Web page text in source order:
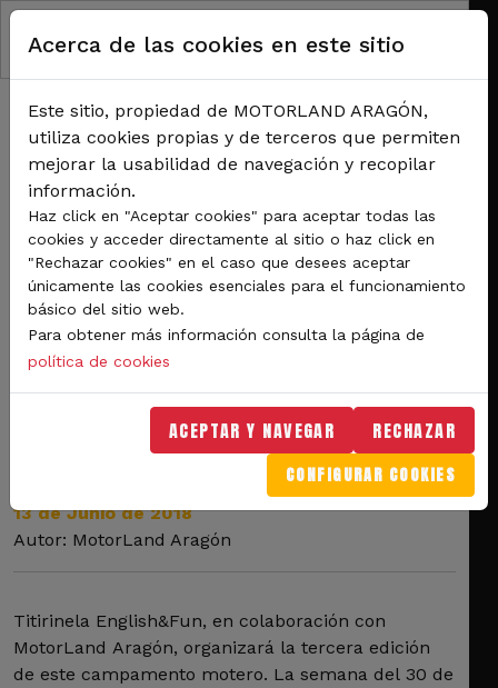
Pasar al contenido principal
RUTA DE NAVEGACIÓN
MotorLand albergará este verano el III MotoCamp para niños entre 5 y 14 años
MotorLand albergará este
verano el III MotoCamp
para niños entre 5 y 14
13 de Junio de 2018
Autor: MotorLand Aragón
Titirinela English&Fun, en colaboración con
MotorLand Aragón, organizará la tercera edición
de este campamento motero. La semana del 30 de
Acerca de las cookies en este sitio
Este sitio, propiedad de MOTORLAND ARAGÓN,
utiliza cookies propias y de terceros que permiten
mejorar la usabilidad de navegación y recopilar
información.
Haz click en "Aceptar cookies" para aceptar todas las
cookies y acceder directamente al sitio o haz click en
"Rechazar cookies" en el caso que desees aceptar
únicamente las cookies esenciales para el funcionamiento
básico del sitio web.
Para obtener más información consulta la página de
política de cookies
ACEPTAR Y NAVEGAR RECHAZAR
CONFIGURAR COOKIES